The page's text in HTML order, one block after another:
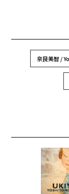
奈良美智 /